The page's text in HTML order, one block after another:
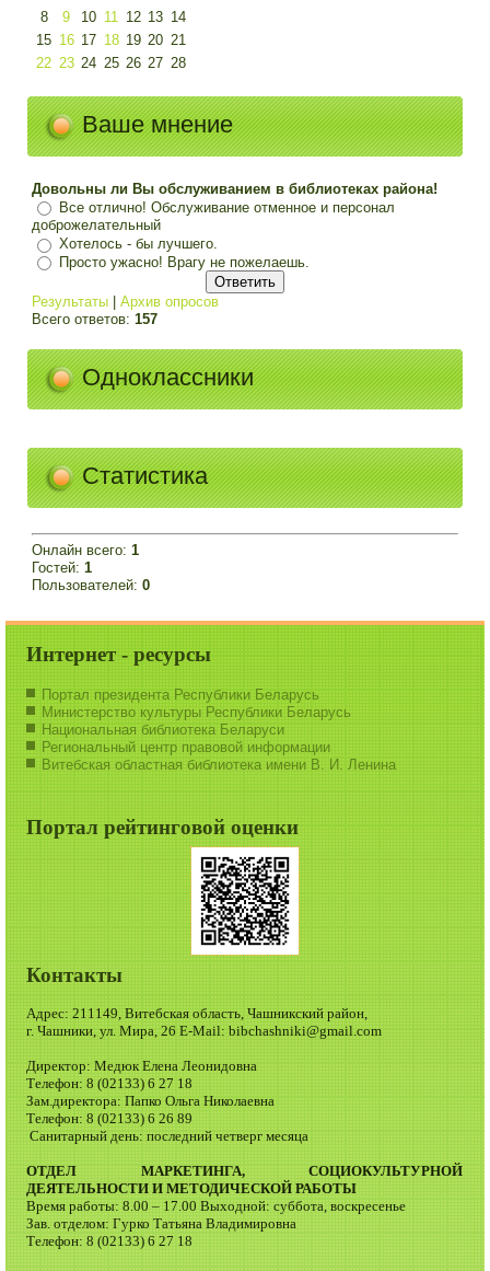
8
9 10 11 12 13 14
15 16 17 18 19 20 21
22 23 24 25 26 27 28
Ваше мнение
Довольны ли Вы обслуживанием в библиотеках района!
Все отлично! Обслуживание отменное и персонал
доброжелательный
Хотелось - бы лучшего.
Просто ужасно! Врагу не пожелаешь.
Результаты |Архив опросов
Всего ответов:157
Одноклассники
Статистика
Онлайн всего:1
Гостей:1
Пользователей:0
Интернет - ресурсы
Портал президента Республики Беларусь
Министерство культуры Республики Беларусь
Национальная библиотека Беларуси
Региональный центр правовой информации
Витебская областная библиотека имени В. И. Ленина
Портал рейтинговой оценки
Контакты
Адрес: 211149, Витебская область, Чашникский район,
г. Чашники, ул. Мира, 26 E-Mail: bibchashniki@gmail.com
Директор: Медюк Елена Леонидовна
Телефон: 8 (02133) 6 27 18
Зам.директора: Папко Ольга Николаевна
Телефон: 8 (02133) 6 26 89
Санитарный день: последний четверг месяца
ОТДЕЛ МАРКЕТИНГА, СОЦИОКУЛЬТУРНОЙ
ДЕЯТЕЛЬНОСТИ И МЕТОДИЧЕСКОЙ РАБОТЫ
Время работы: 8.00 – 17.00 Выходной: суббота, воскресенье
Зав. отделом: Гурко Татьяна Владимировна
Телефон: 8 (02133) 6 27 18